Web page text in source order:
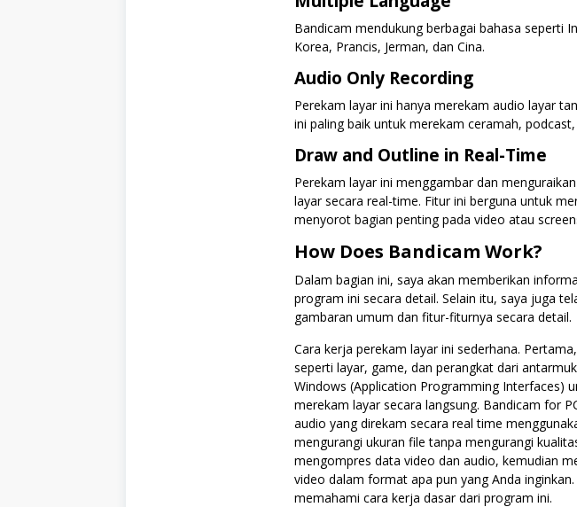
Bandicam mendukung berbagai bahasa seperti
Korea, Prancis, Jerman, dan Cina.
Audio Only Recording
Perekam layar ini hanya merekam audio layar
ini paling baik untuk merekam ceramah,
Draw and Outline in Real-Time
Perekam layar ini menggambar dan
layar secara real-time. Fitur ini berguna untuk
menyorot bagian penting pada video atau
How Does Bandicam Work?
Dalam bagian ini, saya akan memberikan
program ini secara detail. Selain itu, saya juga
gambaran umum dan fitur-fiturnya secara detail.
Cara kerja perekam layar ini sederhana.
seperti layar, game, dan perangkat dari
Windows (Application Programming Interfaces)
merekam layar secara langsung. Bandicam for
audio yang direkam secara real time
mengurangi ukuran file tanpa mengurangi
mengompres data video dan audio, kemudian
video dalam format apa pun yang Anda
memahami cara kerja dasar dari program ini.